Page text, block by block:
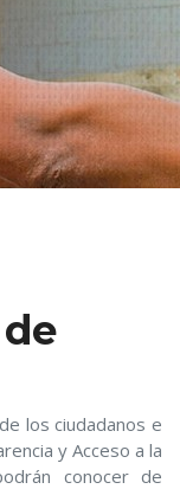
los ciudadanos e
y Acceso a la
conocer de